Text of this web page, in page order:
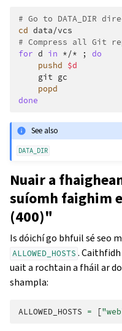
# Go to DATA_DIR
cd
# Compress all Git
for d in */* ;
do
pushd $d
git
popd
done
See also
DATA_DIR
Nuair a
suíomh faighim
(400)"
Is dóichí go bhfuil sé seo
ALLOWED_HOSTS .
uait a rochtain a fháil ar
shampla:
ALLOWED_HOSTS = [